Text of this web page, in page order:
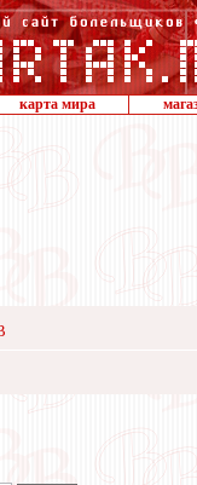
карта мира